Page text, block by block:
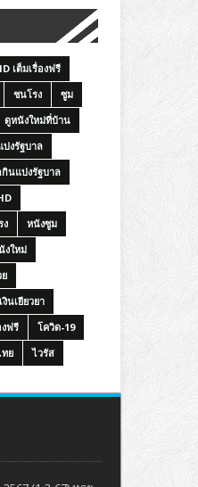
เต็มเรื่องฟรี
ชนโรง
ซูม
ดูหนังใหม่ที่บ้าน
งรัฐบาล
นแบ่งรัฐบาล
ง
หนังซูม
งใหม่
เงินเยียวยา
งฟรี
โควิด-19
ทย ไวรัส